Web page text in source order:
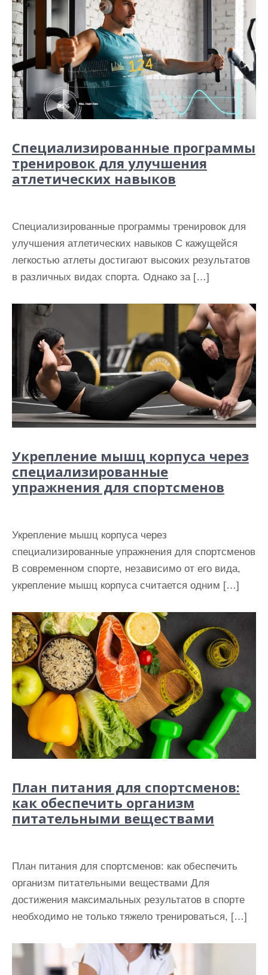
Специализированные программы
тренировок для улучшения
атлетических навыков
Специализированные программы тренировок для
улучшения атлетических навыков С кажущейся
легкостью атлеты достигают высоких результатов
в различных видах спорта. Однако за […]
Укрепление мышц корпуса через
специализированные
упражнения для спортсменов
Укрепление мышц корпуса через
специализированные упражнения для спортсменов
В современном спорте, независимо от его вида,
укрепление мышц корпуса считается одним […]
План питания для спортсменов:
как обеспечить организм
питательными веществами
План питания для спортсменов: как обеспечить
организм питательными веществами Для
достижения максимальных результатов в спорте
необходимо не только тяжело тренироваться, […]